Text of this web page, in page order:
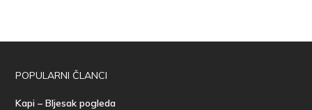
POPULARNI ČLANCI
Kapi – Bljesak pogleda